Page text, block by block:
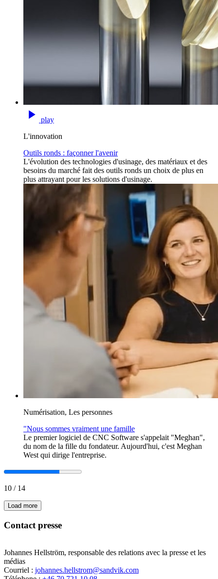
play
L'innovation
Outils ronds : façonner l'avenir
L'évolution des technologies d'usinage, des matériaux et des
besoins du marché fait des outils ronds un choix de plus en
plus attrayant pour les solutions d'usinage.
Numérisation, Les personnes
"Nous sommes vraiment une famille
Le premier logiciel de CNC Software s'appelait "Meghan",
du nom de la fille du fondateur. Aujourd'hui, c'est Meghan
West qui dirige l'entreprise.
10 / 14
Load more
Contact presse
Johannes Hellström, responsable des relations avec la presse et les
médias
Courriel : johannes.hellstrom@sandvik.com